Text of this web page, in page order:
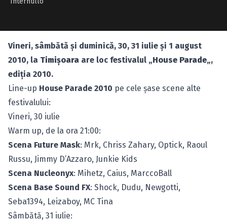
Vineri, sâmbătă şi duminică, 30, 31 iulie şi 1 august
2010, la Timişoara are loc festivalul „House Parade„,
ediţia 2010.
Line-up House Parade 2010 pe cele şase scene alte
festivalului:
Vineri, 30 iulie
Warm up, de la ora 21:00:
Scena Future Mask: Mrk, Chriss Zahary, Optick, Raoul
Russu, Jimmy D’Azzaro, Junkie Kids
Scena Nucleonyx: Mihetz, Caius, MarccoBall
Scena Base Sound FX: Shock, Dudu, Newgotti,
Seba1394, Leizaboy, MC Tina
Sâmbătă, 31 iulie: